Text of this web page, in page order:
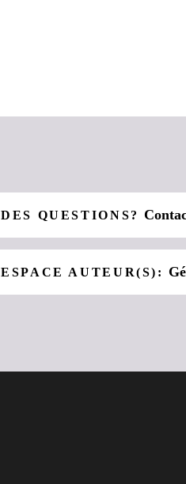
DES QUESTIONS?
ESPACE AUTEUR(S):